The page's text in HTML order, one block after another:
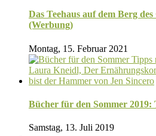
Das Teehaus auf dem Berg
(Werbung)
Montag, 15. Februar 2021
Bücher für den Sommer 2019:
Samstag, 13. Juli 2019